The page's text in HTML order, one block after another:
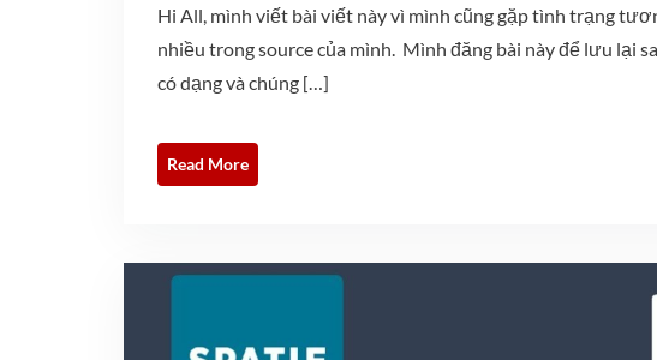
Hi All, mình viết bài viết này vì mình cũng gặp tình trạng
nhiều trong source của mình. Mình đăng bài này để lưu lại
có dạng và chúng […]
Read More